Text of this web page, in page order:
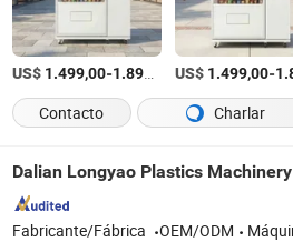
US$ 1.499,00-1.899,00 /Pieza
US$ 1.499,00-
Contacto
Charlar
Dalian Longyao Plastics
Fabricante/Fábrica OEM/ODM